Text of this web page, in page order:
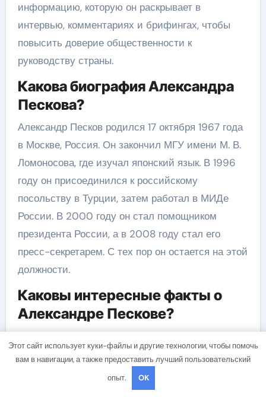
информацию, которую он раскрывает в
интервью, комментариях и брифингах, чтобы
повысить доверие общественности к
руководству страны.
Какова биография Александра
Пескова?
Александр Песков родился 17 октября 1967 года
в Москве, Россия. Он закончил МГУ имени М. В.
Ломоносова, где изучал японский язык. В 1996
году он присоединился к российскому
посольству в Турции, затем работал в МИДе
России. В 2000 году он стал помощником
президента России, а в 2008 году стал его
пресс-секретарем. С тех пор он остается на этой
должности.
Каковы интересные факты о
Александре Пескове?
Александр Песков является одним из самых
близких советников президента России
полностью контролирует информационное
Этот сайт использует куки-файлы и другие технологии, чтобы помочь
вам в навигации, а также предоставить лучший пользовательский
опыт.
OK